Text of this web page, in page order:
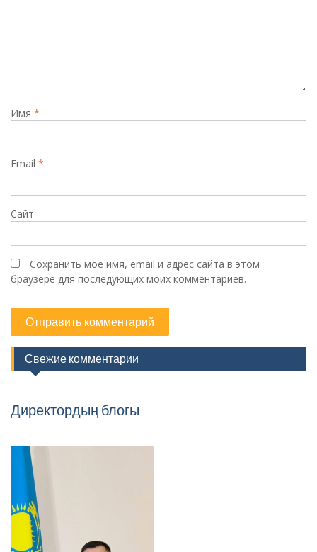
Имя *
Email *
Сайт
Сохранить моё имя, email и адрес сайта в этом
браузере для последующих моих комментариев.
Свежие комментарии
Директордың блогы